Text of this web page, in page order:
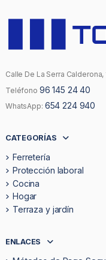
Calle De La Serra
Teléfono 96 145 24 40
WhatsApp: 654 224 940
CATEGORÍAS
Ferretería
Protección laboral
Cocina
Hogar
Terraza y jardín
ENLACES